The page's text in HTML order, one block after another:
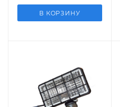
В КОРЗИНУ